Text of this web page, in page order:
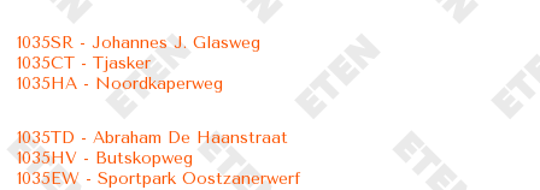
1035SR - Johannes J. Glasweg
1035CT - Tjasker
1035HA - Noordkaperweg
1035TD - Abraham De Haanstraat
1035HV - Butskopweg
1035EW - Sportpark Oostzanerwerf